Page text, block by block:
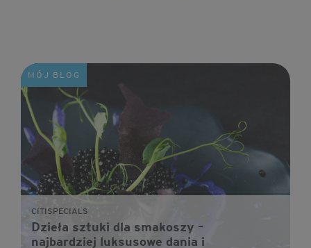
MÓJ BLOG
CITISPECIALS
Dzieła sztuki dla smakoszy –
najbardziej luksusowe dania i